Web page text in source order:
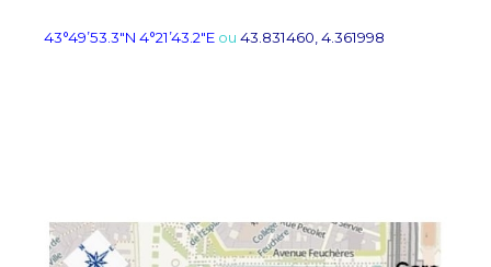
43°49’53.3″N 4°21’43.2″E ou 43.831460, 4.361998